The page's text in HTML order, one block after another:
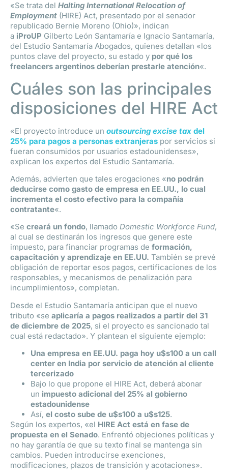
«Se trata del Halting International Relocation of
Employment (HIRE) Act, presentado por el senador
republicado Bernie Moreno (Ohio)», indican
a iProUP Gilberto León Santamaría e Ignacio Santamaría,
del Estudio Santamaría Abogados, quienes detallan «los
puntos clave del proyecto, su estado y por qué los
freelancers argentinos deberían prestarle atención«.
Cuáles son las principales
disposiciones del HIRE Act
«El proyecto introduce un outsourcing excise tax del
25% para pagos a personas extranjeras por servicios si
fueran consumidos por usuarios estadounidenses»,
explican los expertos del Estudio Santamaría.
Además, advierten que tales erogaciones «no podrán
deducirse como gasto de empresa en EE.UU., lo cual
incrementa el costo efectivo para la compañía
contratante«.
«Se creará un fondo, llamado Domestic Workforce Fund,
al cual se destinarán los ingresos que genere este
impuesto, para financiar programas de formación,
capacitación y aprendizaje en EE.UU. También se prevé
obligación de reportar esos pagos, certificaciones de los
responsables, y mecanismos de penalización para
incumplimientos», completan.
Desde el Estudio Santamaría anticipan que el nuevo
tributo «se aplicaría a pagos realizados a partir del 31
de diciembre de 2025, si el proyecto es sancionado tal
cual está redactado». Y plantean el siguiente ejemplo:
Una empresa en EE.UU. paga hoy u$s100 a un call
center en India por servicio de atención al cliente
tercerizado
Bajo lo que propone el HIRE Act, deberá abonar
un impuesto adicional del 25% al gobierno
estadounidense
Así, el costo sube de u$s100 a u$s125.
Según los expertos, «el HIRE Act está en fase de
propuesta en el Senado. Enfrentó objeciones políticas y
no hay garantía de que su texto final se mantenga sin
cambios. Pueden introducirse exenciones,
modificaciones, plazos de transición y acotaciones».